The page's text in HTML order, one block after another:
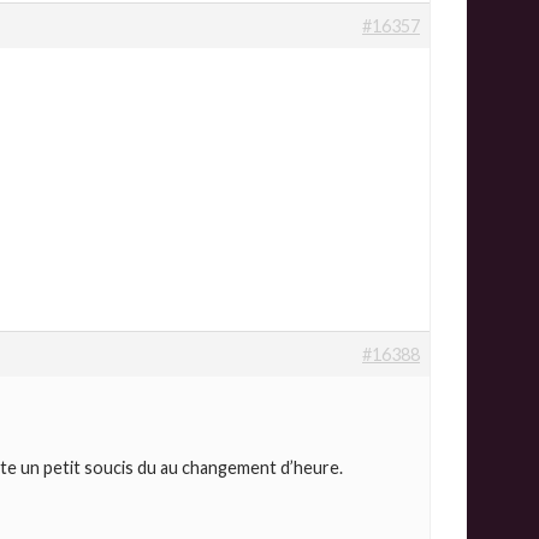
#16357
#16388
un petit soucis du au changement d’heure.